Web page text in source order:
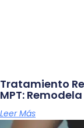
Tratamiento
MPT:
Leer Más